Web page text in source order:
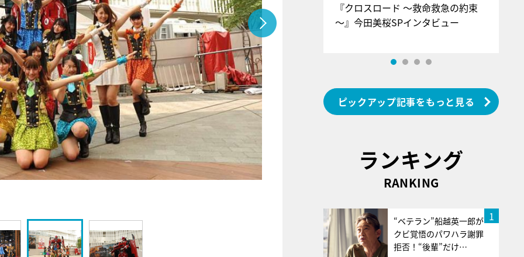
『アイ＝ラブ！げーみんぐ』＝LOV
E齋藤樹愛羅＆佐々木舞香SPインタ
ビュー
『クロスロード ～救命救急の約束
～』今田美桜SPインタビュー
ピックアップ記事をもっと見る
ランキング
RANKING
1
“ベテラン”船越英一郎が
クビ覚悟のパワハラ謝罪
拒否！“後輩”だけ…